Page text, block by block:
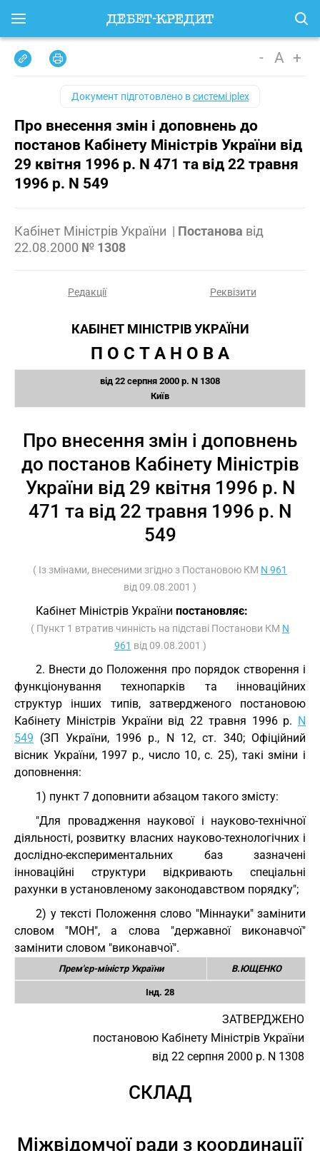
- A +
Документ підготовлено всистемі iplex
Про внесення змін і доповнень до
постанов Кабінету Міністрів України від
29 квітня 1996 р. N 471 та від 22 травня
1996 р. N 549
Кабінет Міністрів України | Постанова від
22.08.2000 № 1308
Редакції Реквізити
КАБІНЕТ МІНІСТРІВ УКРАЇНИ
П О С Т А Н О В А
від 22 серпня 2000 р. N 1308
Київ
Про внесення змін і доповнень
до постанов Кабінету Міністрів
України від 29 квітня 1996 р. N
471 та від 22 травня 1996 р. N
549
( Із змінами, внесеними згідно з Постановою КМ N 961
від 09.08.2001 )
Кабінет Міністрів України постановляє:
( Пункт 1 втратив чинність на підставі Постанови КМ N
961 від 09.08.2001 )
2. Внести до Положення про порядок створення і
функціонування технопарків та інноваційних
структур інших типів, затвердженого постановою
Кабінету Міністрів України від 22 травня 1996 р. N
549 (ЗП України, 1996 р., N 12, ст. 340; Офіційний
вісник України, 1997 р., число 10, с. 25), такі зміни і
доповнення:
1) пункт 7 доповнити абзацом такого змісту:
"Для провадження наукової і науково-технічної
діяльності, розвитку власних науково-технологічних і
дослідно-експериментальних баз зазначені
інноваційні структури відкривають спеціальні
рахунки в установленому законодавством порядку";
2) у тексті Положення слово "Міннауки" замінити
словом "МОН", а слова "державної виконавчої"
замінити словом "виконавчої".
Прем'єр-міністр України В.ЮЩЕНКО
Інд. 28
ЗАТВЕРДЖЕНО
постановою Кабінету Міністрів України
від 22 серпня 2000 р. N 1308
СКЛАД
Міжвідомчої ради з координації